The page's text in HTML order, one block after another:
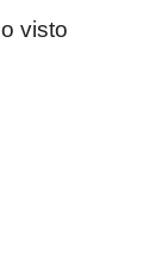
visto